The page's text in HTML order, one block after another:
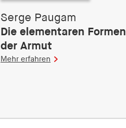
Serge Paugam
Die elementaren Formen
der Armut
Mehr erfahren